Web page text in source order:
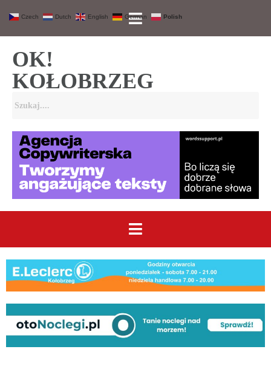
OK!
KOŁOBRZEG
Czech Dutch English German Polish